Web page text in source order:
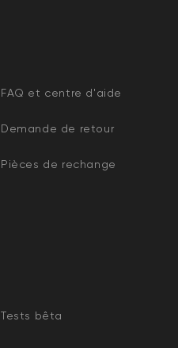
FAQ et centre d'aide
Demande de retour
Pièces de rechange
Tests bêta